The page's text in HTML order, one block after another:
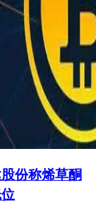
份称烯草酮